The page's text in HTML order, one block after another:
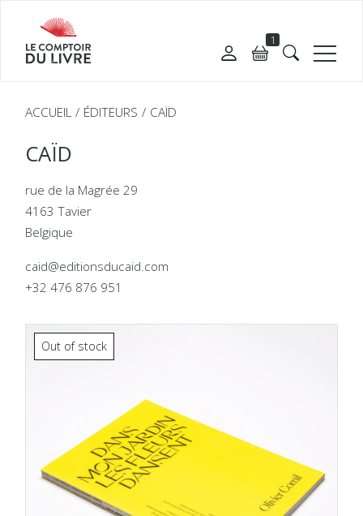
1
ACCUEIL ÉDITEURS CAÏD
CAÏD
rue de la Magrée 29
4163 Tavier
Belgique
caid@editionsducaid.com
+32 476 876 951
Out of stock